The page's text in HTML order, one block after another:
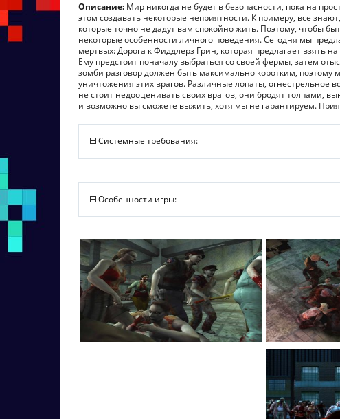
Описание: Мир никогда не будет в безопасности, пока на
этом создавать некоторые неприятности. К примеру, все
которые точно не дадут вам спокойно жить. Поэтому, чтобы
некоторые особенности личного поведения. Сегодня мы
мертвых: Дорога к Фиддлерз Грин, которая предлагает взять
Ему предстоит поначалу выбраться со своей фермы, затем
зомби разговор должен быть максимально коротким, поэтому
уничтожения этих врагов. Различные лопаты, огнестрельное
не стоит недооценивать своих врагов, они бродят толпами,
и возможно вы сможете выжить, хотя мы не гарантируем.
Системные требования:
Особенности игры: